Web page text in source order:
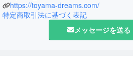
さまざまな魅力を持つ富山をハンドボー
そう盛り上げてまいります。
https://toyama-dreams.com/
特定商取引法に基づく表記
メッセージを送る